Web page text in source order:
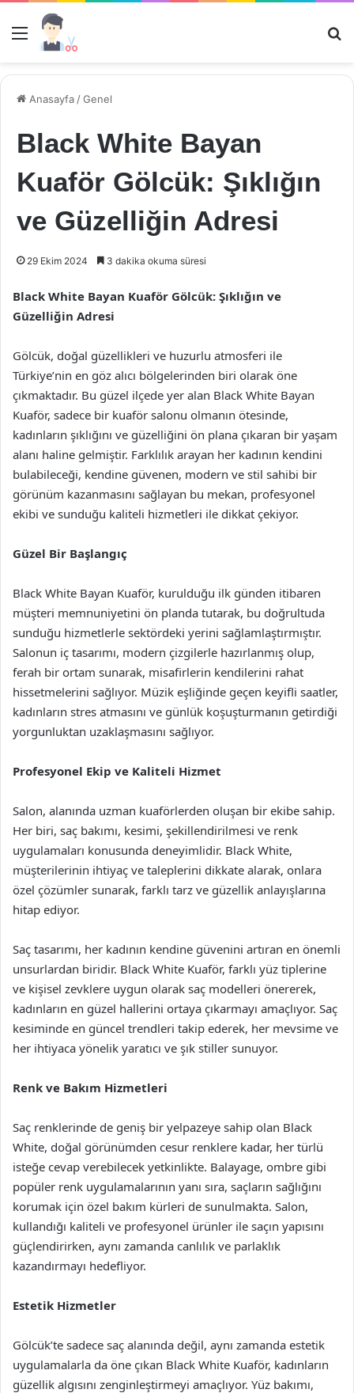
Menü
Anasayfa /Genel
Black White Bayan
Kuaför Gölcük: Şıklığın
ve Güzelliğin Adresi
29 Ekim 2024 3 dakika okuma süresi
Black White Bayan Kuaför Gölcük: Şıklığın ve
Güzelliğin Adresi
Gölcük, doğal güzellikleri ve huzurlu atmosferi ile
Türkiye’nin en göz alıcı bölgelerinden biri olarak öne
çıkmaktadır. Bu güzel ilçede yer alan Black White Bayan
Kuaför, sadece bir kuaför salonu olmanın ötesinde,
kadınların şıklığını ve güzelliğini ön plana çıkaran bir yaşam
alanı haline gelmiştir. Farklılık arayan her kadının kendini
bulabileceği, kendine güvenen, modern ve stil sahibi bir
görünüm kazanmasını sağlayan bu mekan, profesyonel
ekibi ve sunduğu kaliteli hizmetleri ile dikkat çekiyor.
Güzel Bir Başlangıç
Black White Bayan Kuaför, kurulduğu ilk günden itibaren
müşteri memnuniyetini ön planda tutarak, bu doğrultuda
sunduğu hizmetlerle sektördeki yerini sağlamlaştırmıştır.
Salonun iç tasarımı, modern çizgilerle hazırlanmış olup,
ferah bir ortam sunarak, misafirlerin kendilerini rahat
hissetmelerini sağlıyor. Müzik eşliğinde geçen keyifli saatler,
kadınların stres atmasını ve günlük koşuşturmanın getirdiği
yorgunluktan uzaklaşmasını sağlıyor.
Profesyonel Ekip ve Kaliteli Hizmet
Salon, alanında uzman kuaförlerden oluşan bir ekibe sahip.
Her biri, saç bakımı, kesimi, şekillendirilmesi ve renk
uygulamaları konusunda deneyimlidir. Black White,
müşterilerinin ihtiyaç ve taleplerini dikkate alarak, onlara
özel çözümler sunarak, farklı tarz ve güzellik anlayışlarına
hitap ediyor.
Saç tasarımı, her kadının kendine güvenini artıran en önemli
unsurlardan biridir. Black White Kuaför, farklı yüz tiplerine
ve kişisel zevklere uygun olarak saç modelleri önererek,
kadınların en güzel hallerini ortaya çıkarmayı amaçlıyor. Saç
kesiminde en güncel trendleri takip ederek, her mevsime ve
her ihtiyaca yönelik yaratıcı ve şık stiller sunuyor.
Renk ve Bakım Hizmetleri
Saç renklerinde de geniş bir yelpazeye sahip olan Black
White, doğal görünümden cesur renklere kadar, her türlü
isteğe cevap verebilecek yetkinlikte. Balayage, ombre gibi
popüler renk uygulamalarının yanı sıra, saçların sağlığını
korumak için özel bakım kürleri de sunulmakta. Salon,
kullandığı kaliteli ve profesyonel ürünler ile saçın yapısını
güçlendirirken, aynı zamanda canlılık ve parlaklık
kazandırmayı hedefliyor.
Estetik Hizmetler
Gölcük’te sadece saç alanında değil, aynı zamanda estetik
uygulamalarla da öne çıkan Black White Kuaför, kadınların
güzellik algısını zenginleştirmeyi amaçlıyor. Yüz bakımı,